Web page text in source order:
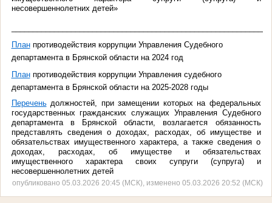
несовершеннолетних детей»
Планпротиводействия коррупции Управления Судебного
департамента в Брянской области на 2024 год
Планпротиводействия коррупции Управления судебного
департамента в Брянской области на 2025-2028 годы
Переченьдолжностей, при замещении которых на федеральных
государственных гражданских служащих Управления Судебного
департамента в Брянской области, возлагается обязанность
представлять сведения о доходах, расходах, об имуществе и
обязательствах имущественного характера, а также сведения о
доходах, расходах, об имуществе и обязательствах
имущественного характера своих супруги (супруга) и
несовершеннолетних детей
опубликовано 05.03.2026 20:45 (МСК), изменено 05.03.2026 20:52 (МСК)